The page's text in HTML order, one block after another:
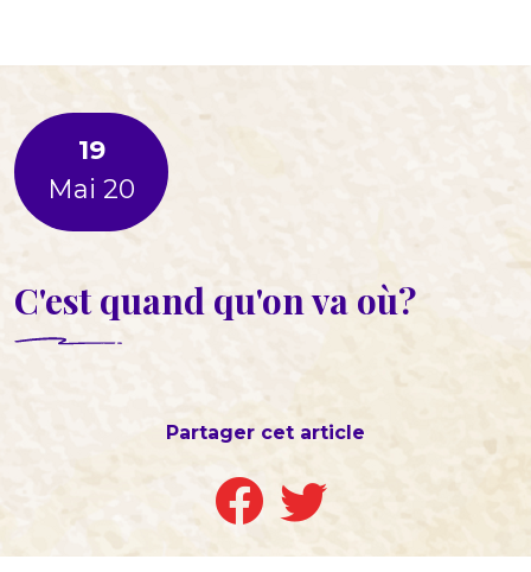
19
Mai 20
C'est quand qu'on va où?
Partager cet article